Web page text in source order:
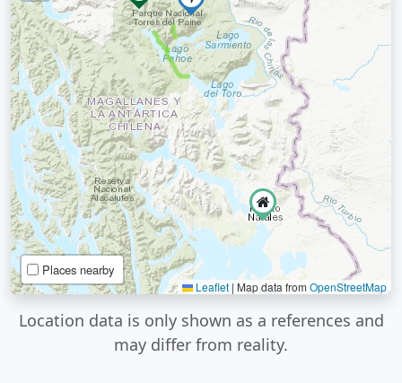
Places nearby
Leaflet | Map data fromOpenStreetMap
Location data is only shown as a references and
may differ from reality.